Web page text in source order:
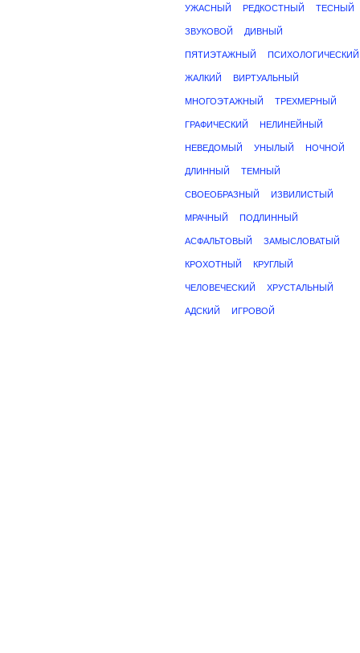
УЖАСНЫЙ РЕДКОСТНЫЙ ТЕСНЫЙ
ЗВУКОВОЙ ДИВНЫЙ
ПЯТИЭТАЖНЫЙ ПСИХОЛОГИЧЕСКИЙ
ЖАЛКИЙ ВИРТУАЛЬНЫЙ
МНОГОЭТАЖНЫЙ ТРЕХМЕРНЫЙ
ГРАФИЧЕСКИЙ НЕЛИНЕЙНЫЙ
НЕВЕДОМЫЙ УНЫЛЫЙ НОЧНОЙ
ДЛИННЫЙ ТЕМНЫЙ
СВОЕОБРАЗНЫЙ ИЗВИЛИСТЫЙ
МРАЧНЫЙ ПОДЛИННЫЙ
АСФАЛЬТОВЫЙ ЗАМЫСЛОВАТЫЙ
КРОХОТНЫЙ КРУГЛЫЙ
ЧЕЛОВЕЧЕСКИЙ ХРУСТАЛЬНЫЙ
АДСКИЙ ИГРОВОЙ